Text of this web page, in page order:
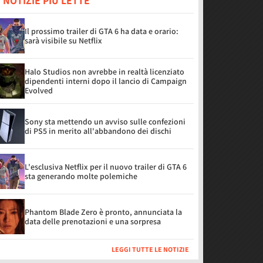
Il prossimo trailer di GTA 6 ha data e orario:
sarà visibile su Netflix
Halo Studios non avrebbe in realtà licenziato
dipendenti interni dopo il lancio di Campaign
Evolved
Sony sta mettendo un avviso sulle confezioni
di PS5 in merito all'abbandono dei dischi
L'esclusiva Netflix per il nuovo trailer di GTA 6
sta generando molte polemiche
Phantom Blade Zero è pronto, annunciata la
data delle prenotazioni e una sorpresa
LEGGI TUTTE LE NOTIZIE